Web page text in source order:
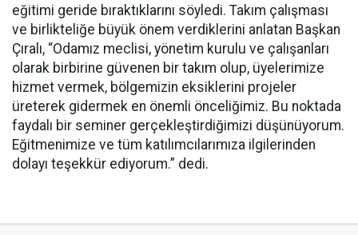
eğitimi geride bıraktıklarını söyledi. Takım çalışması
ve birlikteliğe büyük önem verdiklerini anlatan Başkan
Çıralı, “Odamız meclisi, yönetim kurulu ve çalışanları
olarak birbirine güvenen bir takım olup, üyelerimize
hizmet vermek, bölgemizin eksiklerini projeler
üreterek gidermek en önemli önceliğimiz. Bu noktada
faydalı bir seminer gerçekleştirdiğimizi düşünüyorum.
Eğitmenimize ve tüm katılımcılarımıza ilgilerinden
dolayı teşekkür ediyorum.” dedi.